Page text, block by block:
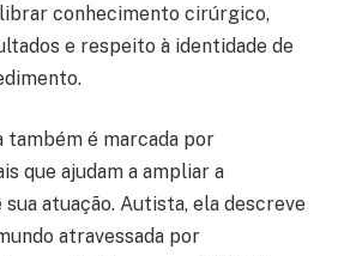
conhecimento cirúrgico,
e respeito à identidade de
também é marcada por
que ajudam a ampliar a
atuação. Autista, ela descreve
atravessada por